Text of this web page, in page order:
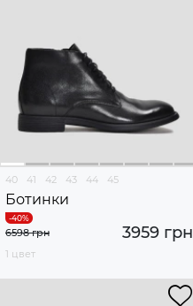
40 41 42 43 44 45
Ботинки
3959 грн
6598 грн
1 цвет